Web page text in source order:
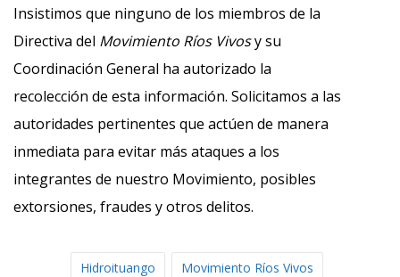
Insistimos que ninguno de los miembros de la
Directiva del Movimiento Ríos Vivosy su
Coordinación General ha autorizado la
recolección de esta información. Solicitamos a las
autoridades pertinentes que actúen de manera
inmediata para evitar más ataques a los
integrantes de nuestro Movimiento, posibles
extorsiones, fraudes y otros delitos.
Hidroituango Movimiento Ríos Vivos